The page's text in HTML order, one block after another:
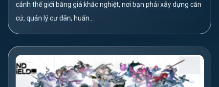
cảnh thế giới băng giá khắc nghiệt, nơi bạn phải xây dựng căn
cứ, quản lý cư dân, huấn...